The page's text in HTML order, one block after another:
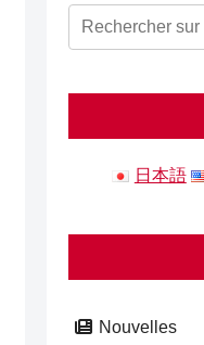
日本語
Nouvelles